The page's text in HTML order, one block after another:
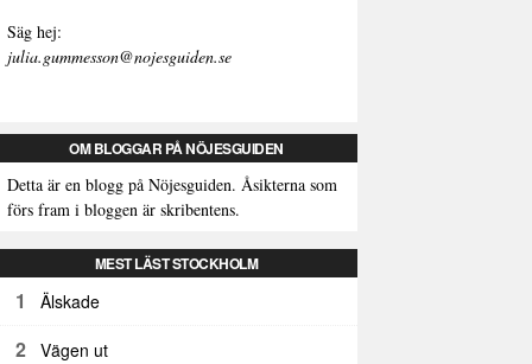
Säg hej:
julia.gummesson@nojesguiden.se
OM BLOGGAR PÅ NÖJESGUIDEN
Detta är en blogg på Nöjesguiden. Åsikterna som
förs fram i bloggen är skribentens.
MEST LÄST STOCKHOLM
1 Älskade
2 Vägen ut